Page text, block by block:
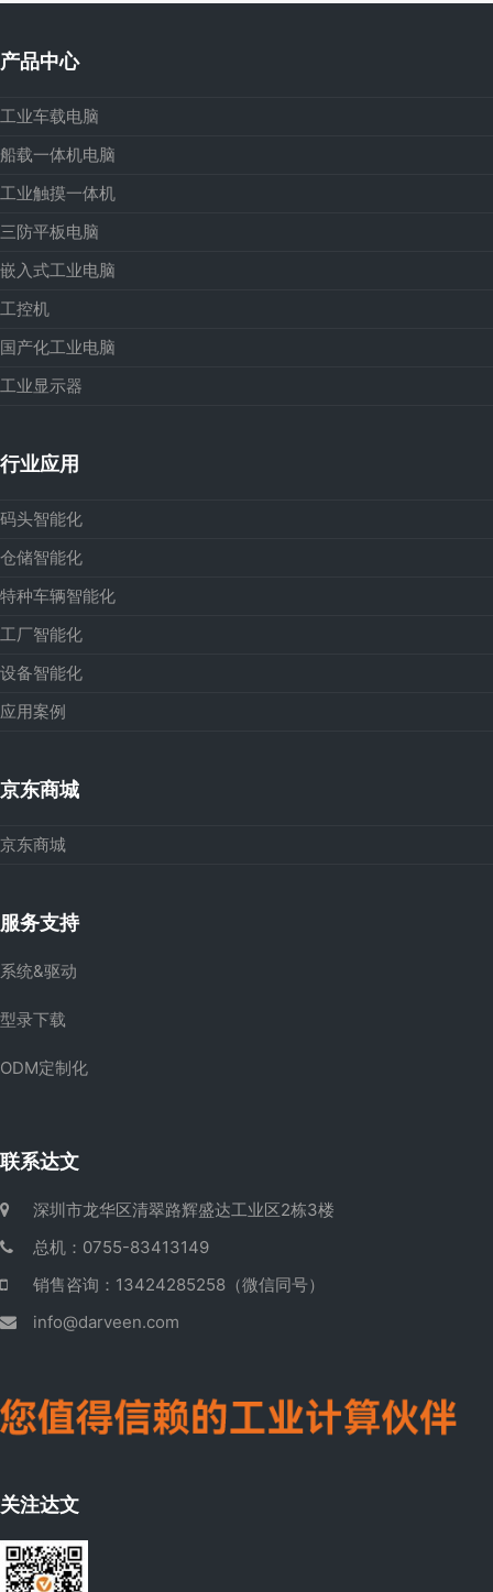
产品中心
工业车载电脑
船载一体机电脑
工业触摸一体机
三防平板电脑
嵌入式工业电脑
工控机
国产化工业电脑
工业显示器
行业应用
码头智能化
仓储智能化
特种车辆智能化
工厂智能化
设备智能化
应用案例
京东商城
京东商城
服务支持
系统&驱动
型录下载
ODM定制化
联系达文
深圳市龙华区清翠路辉盛达工业区2栋3楼
总机：0755-83413149
销售咨询：13424285258（微信同号）
info@darveen.com
关注达文